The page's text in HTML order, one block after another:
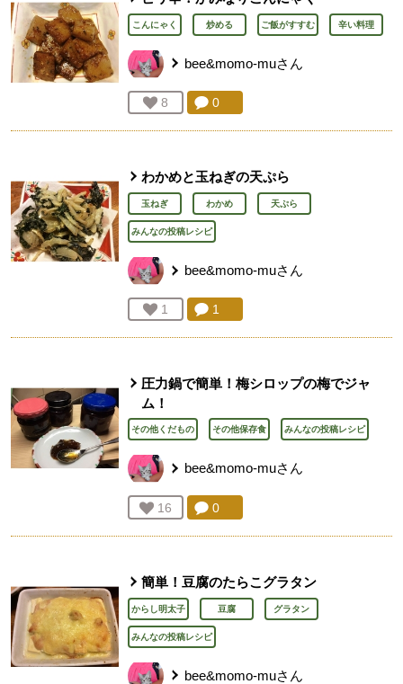
こんにゃく 炒める ご飯がすすむ 辛い料理
bee&momo-muさん
お気に入り登録：
8 人が登録コメント：
0
わかめと玉ねぎの天ぷら
玉ねぎ わかめ 天ぷら
みんなの投稿レシピ
bee&momo-muさん
お気に入り登録：
1 人が登録コメント：
1
圧力鍋で簡単！梅シロップの梅でジャ
ム！
その他くだもの その他保存食 みんなの投稿レシピ
bee&momo-muさん
お気に入り登録：
16 人が登録コメント：
0
簡単！豆腐のたらこグラタン
からし明太子 豆腐 グラタン
みんなの投稿レシピ
bee&momo-muさん